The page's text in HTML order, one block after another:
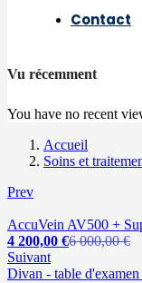
Contact
Vu récemment
You have no recent
Accueil
Soins et
Prev
AccuVein AV500 +
4 200,00 €Le
actuel
6 000,00€Le
Suivant
Divan - table